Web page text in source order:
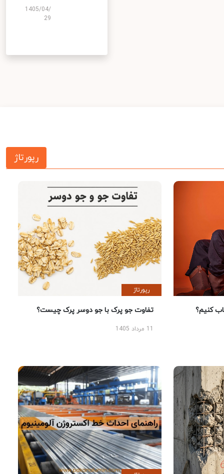
1405/04/
29
رپورتاژ
کنیم؟
رپورتاژ
تفاوت جو پرک با جو دوسر پرک چیست؟